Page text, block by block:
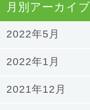
月別アーカイブ
2022年5月
2022年1月
2021年12月